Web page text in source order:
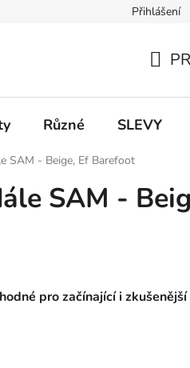
Informace k on-line
Přihlášení
KOŠÍK
Různé SLEVY
SAM - Beige, Ef Barefoot
SAM -
pro začínající i zkušenější